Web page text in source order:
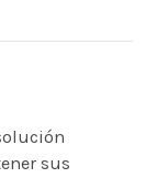
sus